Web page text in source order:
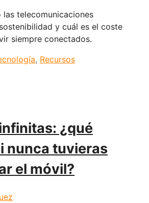
las telecomunicaciones
y cuál es el coste
siempre conectados.
, Recursos
¿qué
nunca tuvieras
el móvil?